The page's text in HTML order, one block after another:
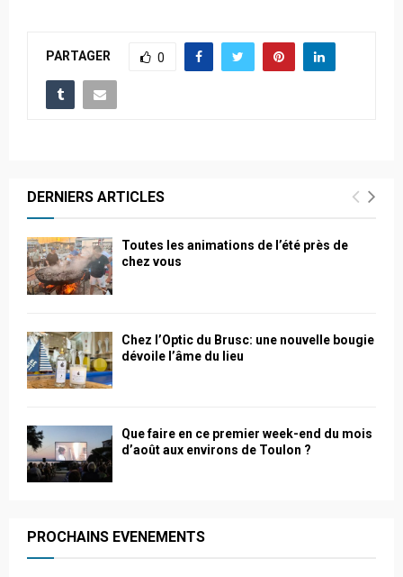
PARTAGER 0
DERNIERS ARTICLES
Toutes les animations de l’été près de
chez vous
Chez l’Optic du Brusc: une nouvelle bougie
dévoile l’âme du lieu
Que faire en ce premier week-end du mois
d’août aux environs de Toulon ?
PROCHAINS EVENEMENTS